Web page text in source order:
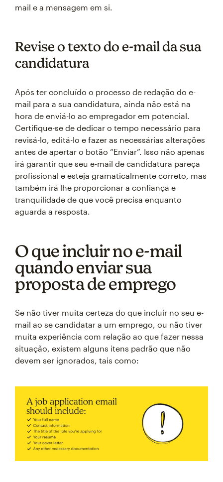
mail e a mensagem em si.
Revise o texto do e-mail da sua
candidatura
Após ter concluído o processo de redação do e-
mail para a sua candidatura, ainda não está na
hora de enviá-lo ao empregador em potencial.
Certifique-se de dedicar o tempo necessário para
revisá-lo, editá-lo e fazer as necessárias alterações
antes de apertar o botão “Enviar”. Isso não apenas
irá garantir que seu e-mail de candidatura pareça
profissional e esteja gramaticalmente correto, mas
também irá lhe proporcionar a confiança e
tranquilidade de que você precisa enquanto
aguarda a resposta.
O que incluir no e-mail
quando enviar sua
proposta de emprego
Se não tiver muita certeza do que incluir no seu e-
mail ao se candidatar a um emprego, ou não tiver
muita experiência com relação ao que fazer nessa
situação, existem alguns itens padrão que não
devem ser ignorados, tais como: